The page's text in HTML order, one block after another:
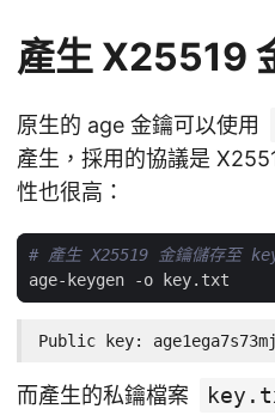
產生 X25519
原生的 age 金鑰可以使用
產生，採用的協議是
性也很高：
# 產生 X25519 金鑰儲存至
Public key:
而產生的私鑰檔案